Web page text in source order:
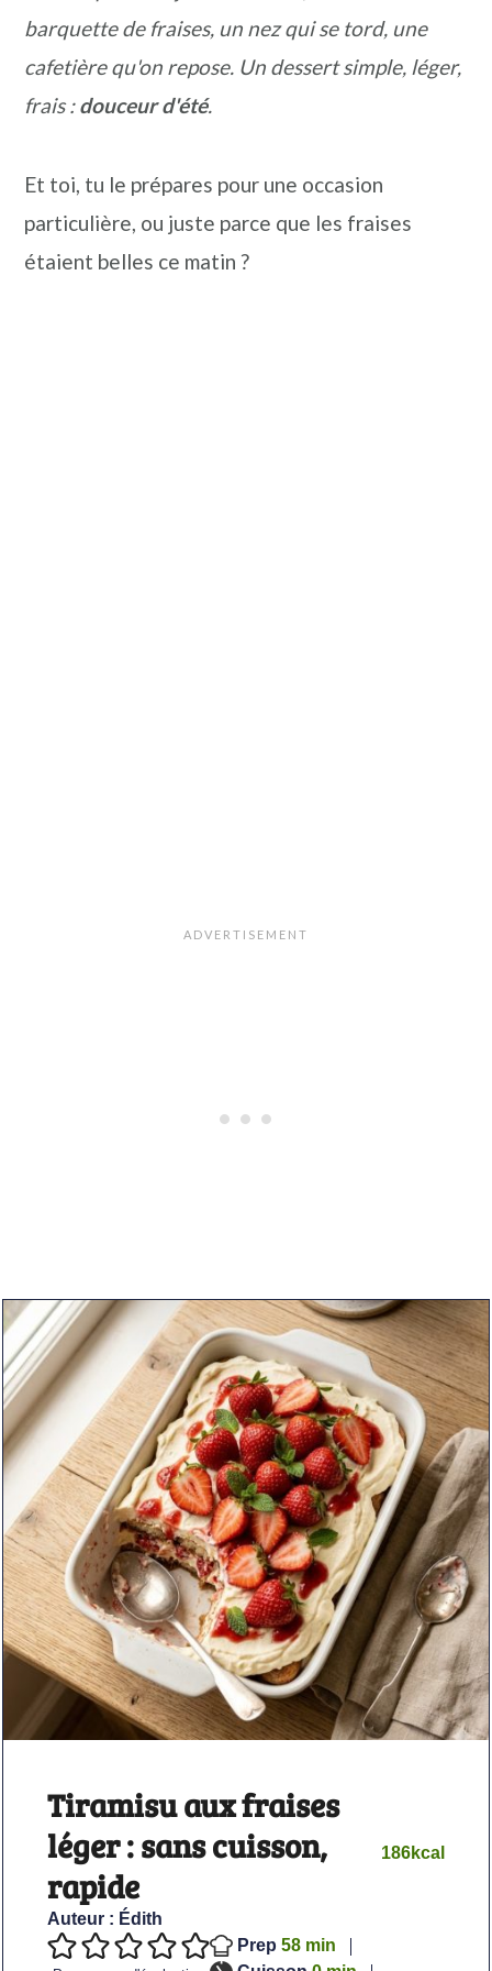
barquette de fraises, un nez qui se tord, une
cafetière qu'on repose. Un dessert simple, léger,
frais :douceur d'été.
Et toi, tu le prépares pour une occasion
particulière, ou juste parce que les fraises
étaient belles ce matin ?
Tiramisu aux fraises
léger : sans cuisson,
rapide
Auteur : Édith
186kcal
Prep 58minutes
min